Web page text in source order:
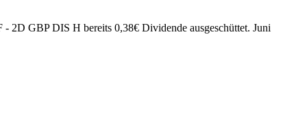
- 2D GBP DIS H bereits 0,38€ Dividende ausgeschüttet. Juni